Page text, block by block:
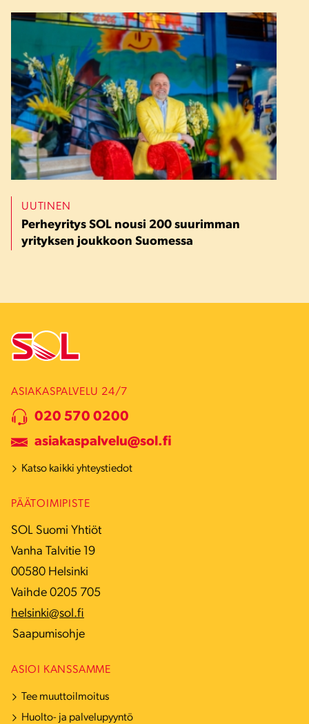
UUTINEN
Perheyritys SOL nousi 200 suurimman
yrityksen joukkoon Suomessa
ASIAKASPALVELU 24/7
020 570 0200
asiakaspalvelu@sol.fi
Katso kaikki yhteystiedot
PÄÄTOIMIPISTE
SOL Suomi Yhtiöt
Vanha Talvitie 19
00580 Helsinki
Vaihde 0205 705
helsinki@sol.fi
Saapumisohje
ASIOI KANSSAMME
Tee muuttoilmoitus
Huolto- ja palvelupyyntö